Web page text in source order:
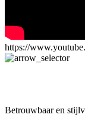
https://
Betrouwbaar en